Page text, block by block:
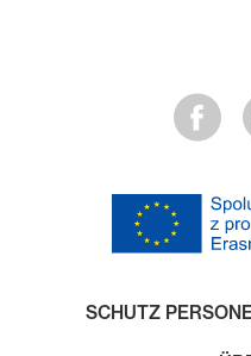
SCHUTZ